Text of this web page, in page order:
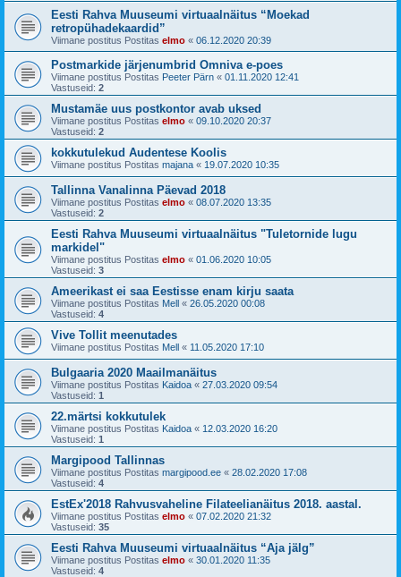
Eesti Rahva Muuseumi virtuaalnäitus “Moekad
retropühadekaardid”
Viimane postitus Postitas elmo « 06.12.2020 20:39
Postmarkide järjenumbrid Omniva e-poes
Viimane postitus Postitas Peeter Pärn « 01.11.2020 12:41
Vastuseid: 2
Mustamäe uus postkontor avab uksed
Viimane postitus Postitas elmo « 09.10.2020 20:37
Vastuseid: 2
kokkutulekud Audentese Koolis
Viimane postitus Postitas majana « 19.07.2020 10:35
Tallinna Vanalinna Päevad 2018
Viimane postitus Postitas elmo « 08.07.2020 13:35
Vastuseid: 2
Eesti Rahva Muuseumi virtuaalnäitus "Tuletornide lugu
markidel"
Viimane postitus Postitas elmo « 01.06.2020 10:05
Vastuseid: 3
Ameerikast ei saa Eestisse enam kirju saata
Viimane postitus Postitas Mell « 26.05.2020 00:08
Vastuseid: 4
Vive Tollit meenutades
Viimane postitus Postitas Mell « 11.05.2020 17:10
Bulgaaria 2020 Maailmanäitus
Viimane postitus Postitas Kaidoa « 27.03.2020 09:54
Vastuseid: 1
22.märtsi kokkutulek
Viimane postitus Postitas Kaidoa « 12.03.2020 16:20
Vastuseid: 1
Margipood Tallinnas
Viimane postitus Postitas margipood.ee « 28.02.2020 17:08
Vastuseid: 4
EstEx'2018 Rahvusvaheline Filateelianäitus 2018. aastal.
Viimane postitus Postitas elmo « 07.02.2020 21:32
Vastuseid: 35
Eesti Rahva Muuseumi virtuaalnäitus “Aja jälg”
Viimane postitus Postitas elmo « 30.01.2020 11:35
Vastuseid: 4